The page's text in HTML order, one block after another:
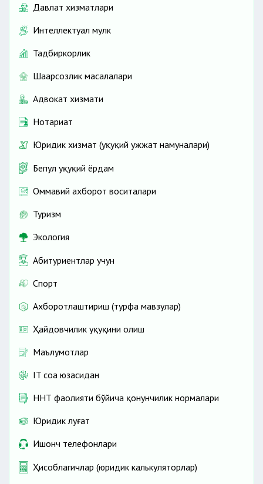
Давлат хизматлари
Интеллектуал мулк
Тадбиркорлик
Шаҳарсозлик масалалари
Адвокат хизмати
Нотариат
Юридик хизмат (ҳуқуқий ҳужжат намуналари)
Бепул ҳуқуқий ёрдам
Оммавий ахборот воситалари
Туризм
Экология
Абитуриентлар учун
Спорт
Ахборотлаштириш (турфа мавзулар)
Ҳайдовчилик ҳуқуқини олиш
Маълумотлар
IT соҳа юзасидан
ННТ фаолияти бўйича қонунчилик нормалари
Юридик луғат
Ишонч телефонлари
Ҳисоблагичлар (юридик калькуляторлар)